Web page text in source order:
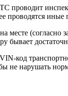
проводит
проводятся иные
месте (согласно
бывает
код
не нарушать